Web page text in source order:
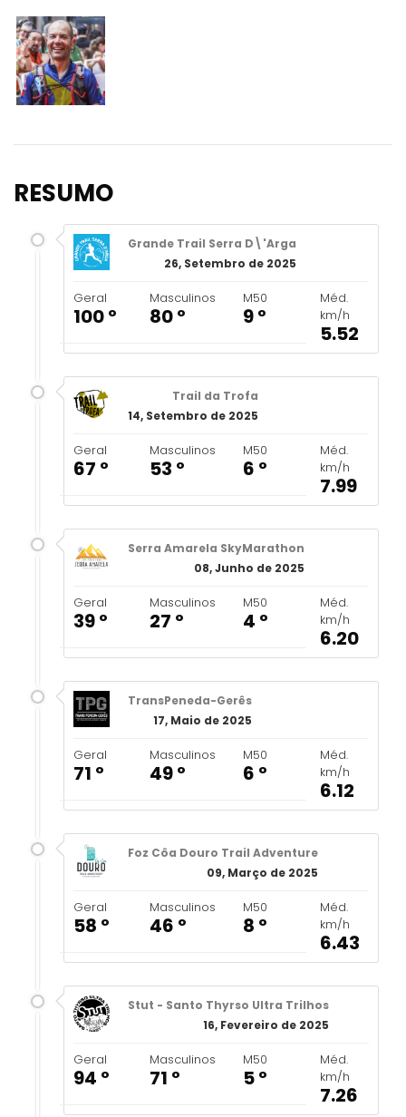
RESUMO
Grande Trail Serra D\'Arga
26, Setembro de 2025
Geral
100 º
Masculinos
80 º
M50
9 º
Méd.
km/h
5.52
Trail da Trofa
14, Setembro de 2025
Geral
67 º
Masculinos
53 º
M50
6 º
Méd.
km/h
7.99
Serra Amarela SkyMarathon
08, Junho de 2025
Geral
39 º
Masculinos
27 º
M50
4 º
Méd.
km/h
6.20
TransPeneda-Gerês
17, Maio de 2025
Geral
71 º
Masculinos
49 º
M50
6 º
Méd.
km/h
6.12
Foz Côa Douro Trail Adventure
09, Março de 2025
Geral
58 º
Masculinos
46 º
M50
8 º
Méd.
km/h
6.43
Stut - Santo Thyrso Ultra Trilhos
16, Fevereiro de 2025
Geral
94 º
Masculinos
71 º
M50
5 º
Méd.
km/h
7.26